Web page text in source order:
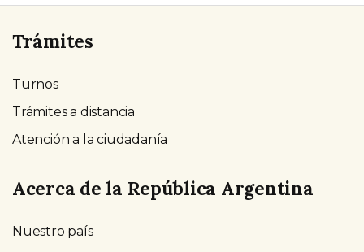
Trámites
Turnos
Trámites a distancia
Atención a la ciudadanía
Acerca de la República Argentina
Nuestro país